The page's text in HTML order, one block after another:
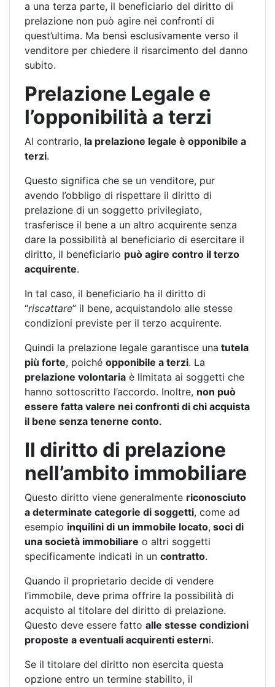
a una terza parte, il beneficiario del diritto di
prelazione non può agire nei confronti di
quest’ultima. Ma bensì esclusivamente verso il
venditore per chiedere il risarcimento del danno
subito.
Prelazione Legale e
l’opponibilità a terzi
Al contrario, la prelazione legale è opponibile a
terzi.
Questo significa che se un venditore, pur
avendo l’obbligo di rispettare il diritto di
prelazione di un soggetto privilegiato,
trasferisce il bene a un altro acquirente senza
dare la possibilità al beneficiario di esercitare il
diritto, il beneficiario può agire contro il terzo
acquirente.
In tal caso, il beneficiario ha il diritto di
“riscattare” il bene, acquistandolo alle stesse
condizioni previste per il terzo acquirente.
Quindi la prelazione legale garantisce una tutela
più forte, poiché opponibile a terzi. La
prelazione volontaria è limitata ai soggetti che
hanno sottoscritto l’accordo. Inoltre, non può
essere fatta valere nei confronti di chi acquista
il bene senza tenerne conto.
Il diritto di prelazione
nell’ambito immobiliare
Questo diritto viene generalmente riconosciuto
a determinate categorie di soggetti, come ad
esempio inquilini di un immobile locato, soci di
una società immobiliare o altri soggetti
specificamente indicati in un contratto.
Quando il proprietario decide di vendere
l’immobile, deve prima offrire la possibilità di
acquisto al titolare del diritto di prelazione.
Questo deve essere fatto alle stesse condizioni
proposte a eventuali acquirenti esterni.
Se il titolare del diritto non esercita questa
opzione entro un termine stabilito, il